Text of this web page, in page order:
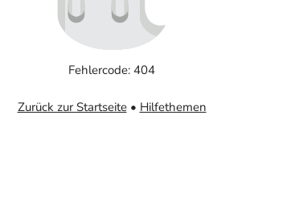
Fehlercode: 404
Zurück zur Startseite• Hilfethemen